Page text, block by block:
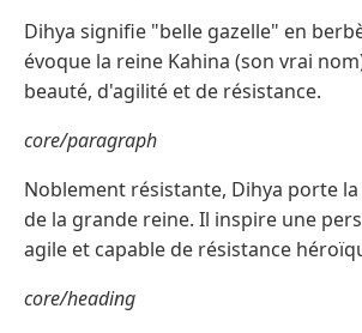
Dihya signifie "belle gazelle" en
évoque la reine Kahina (son vrai
beauté, d'agilité et de résistance.
core/paragraph
Noblement résistante, Dihya porte
de la grande reine. Il inspire une
agile et capable de résistance
core/heading